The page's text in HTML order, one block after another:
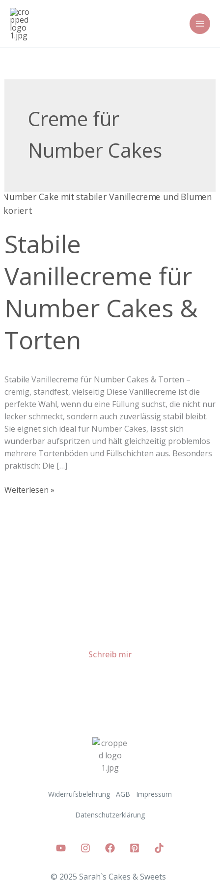
Zum
Inhalt
springen
Creme für
Number Cakes
Stabile
Vanillecreme für
Number Cakes &
Torten
Stabile Vanillecreme für Number Cakes & Torten –
cremig, standfest, vielseitig Diese Vanillecreme ist die
perfekte Wahl, wenn du eine Füllung suchst, die nicht nur
lecker schmeckt, sondern auch zuverlässig stabil bleibt.
Sie eignet sich ideal für Number Cakes, lässt sich
wunderbar aufspritzen und hält gleichzeitig problemlos
mehrere Tortenböden und Füllschichten aus. Besonders
praktisch: Die […]
Stabile
Vanillecreme
Number
Cakes
Torten
Weiterlesen »
Schreib mir
Widerrufsbelehrung AGB Impressum
Datenschutzerklärung
© 2025 Sarah`s Cakes & Sweets